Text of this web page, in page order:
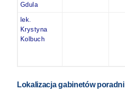
Gdula
lek.
Krystyna
Kolbuch
Lokalizacja gabinetów poradni